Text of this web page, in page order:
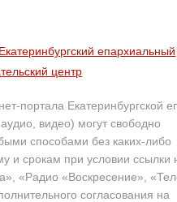
Екатеринбургский епархиальный
центр
портала Екатеринбургской
видео) могут свободно
способами без каких-либо
и срокам при условии ссылки
«Радио «Воскресение»,
согласования на